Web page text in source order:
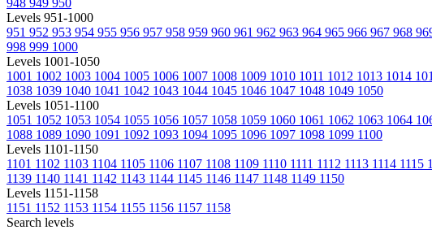
948 949 950
Levels 951-1000
951 952 953 954 955 956 957 958 959 960 961 962 963 964 965 966 967 968
998 999 1000
Levels 1001-1050
1001 1002 1003 1004 1005 1006 1007 1008 1009 1010 1011 1012 1013 1014
1038 1039 1040 1041 1042 1043 1044 1045 1046 1047 1048 1049 1050
Levels 1051-1100
1051 1052 1053 1054 1055 1056 1057 1058 1059 1060 1061 1062 1063 1064
1088 1089 1090 1091 1092 1093 1094 1095 1096 1097 1098 1099 1100
Levels 1101-1150
1101 1102 1103 1104 1105 1106 1107 1108 1109 1110 1111 1112 1113 1114 1115
1139 1140 1141 1142 1143 1144 1145 1146 1147 1148 1149 1150
Levels 1151-1158
1151 1152 1153 1154 1155 1156 1157 1158
Search levels